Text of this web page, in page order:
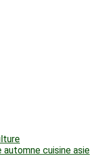
automne cuisine asie